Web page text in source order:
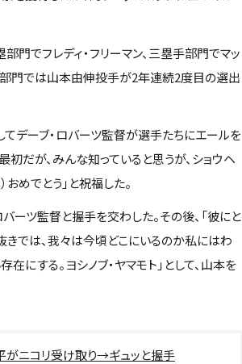
でフレディ・フリーマン、三塁手部門でマッ
部門では山本由伸投手が2年連続2度目の選出
てデーブ・ロバーツ監督が選手たちにエールを
初だが、みんな知っていると思うが、ショウヘ
めでとう」と祝福した。
ーツ監督と握手を交わした。その後、「彼にと
きでは、我々は今頃どこにいるのか私にはわ
にする。ヨシノブ・ヤマモト」として、山本を
ニコリ受け取り→ギュッと握手